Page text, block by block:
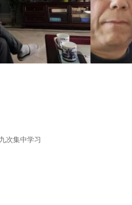
次集中学习